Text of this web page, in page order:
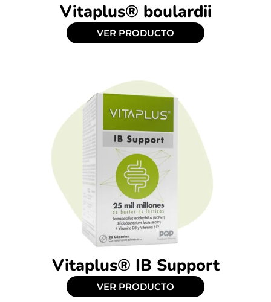
Vitaplus® boulardii
VER PRODUCTO
Vitaplus® IB Support
VER PRODUCTO